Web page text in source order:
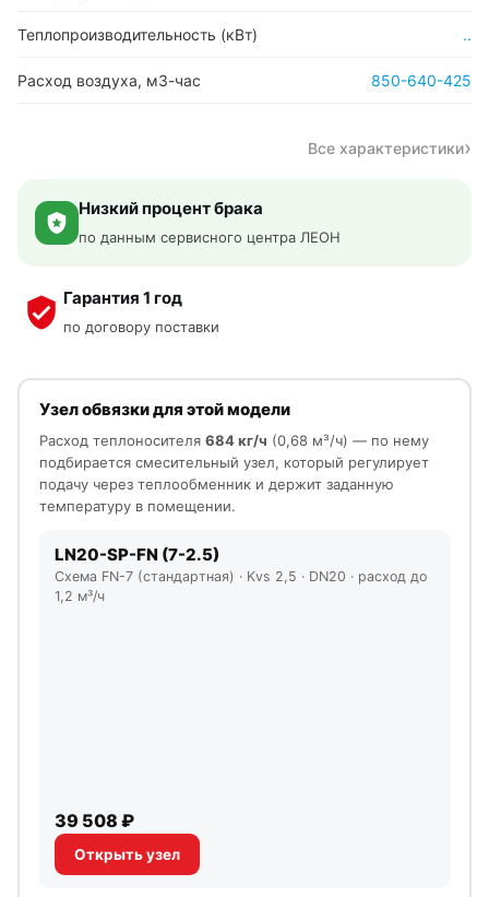
Теплопроизводительность (кВт) ..
Расход воздуха, м3-час 850-640-425
Все характеристики
Низкий процент брака
по данным сервисного центра ЛЕОН
Гарантия 1 год
по договору поставки
Узел обвязки для этой модели
Расход теплоносителя 684 кг/ч (0,68 м³/ч) — по нему
подбирается смесительный узел, который регулирует
подачу через теплообменник и держит заданную
температуру в помещении.
LN20-SP-FN (7-2.5)
Схема FN-7 (стандартная) · Kvs 2,5 · DN20 · расход до
1,2 м³/ч
39 508 ₽
Открыть узел